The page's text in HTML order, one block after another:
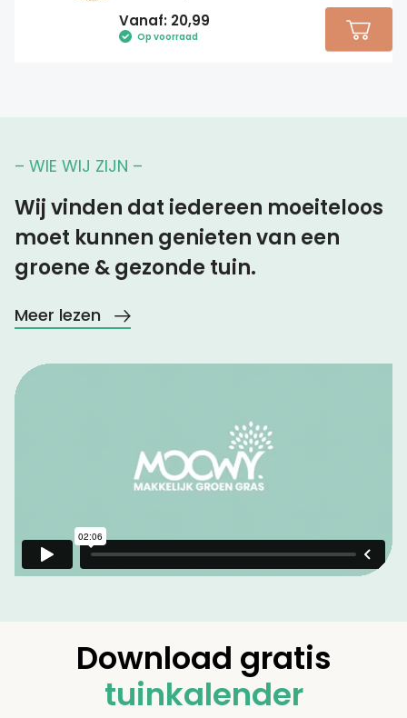
Vanaf: 20,99
Op voorraad
– WIE WIJ ZIJN –
Wij vinden dat iedereen moeiteloos
moet kunnen genieten van een
groene & gezonde tuin.
Meer lezen
Download gratis
tuinkalender